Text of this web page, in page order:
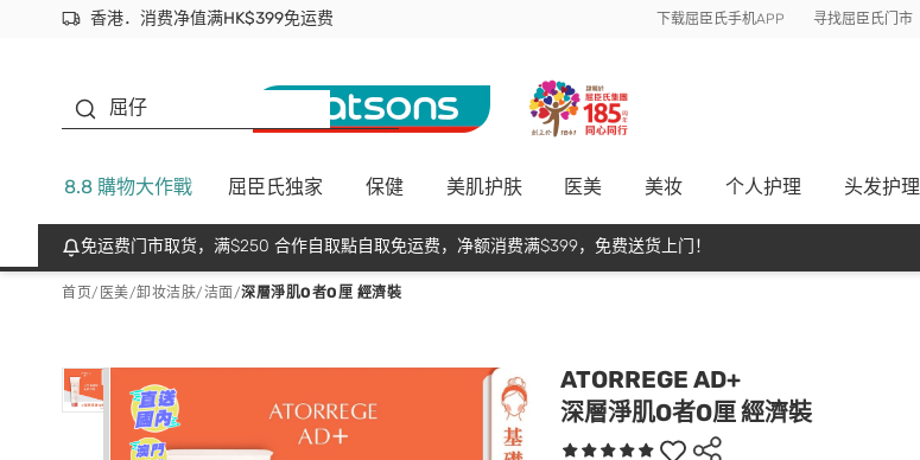
香港．消费净值满HK$399免运费
立即成为易赏钱会员尽享独家优惠
首次APP下单买满$450 输入 NEWAPP 即减$50 下载屈臣氏手机APP 寻找屈臣氏门市
屈仔
8.8 購物大作戰 屈臣氏独家 保健 美肌护肤 医美 美妆 个人护理 头发护理
免运费门市取货，满$250 合作自取點自取免运费，净额消费满$399，免费送货上门！
首页/ 医美/卸妆洁肤/洁面/深層淨肌O者O厘 經濟裝
ATORREGE AD+
深層淨肌O者O厘 經濟裝